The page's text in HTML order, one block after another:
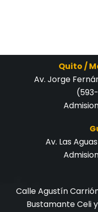
Quito /
Av. Jorge
Av. Las
Calle Agustín
Bustamante Celi